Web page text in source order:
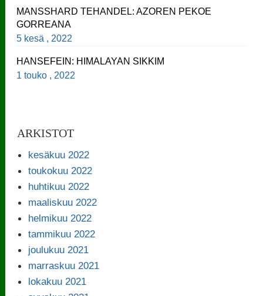
MANSSHARD TEHANDEL: AZOREN PEKOE
GORREANA
5 kesä , 2022
HANSEFEIN: HIMALAYAN SIKKIM
1 touko , 2022
ARKISTOT
kesäkuu 2022
toukokuu 2022
huhtikuu 2022
maaliskuu 2022
helmikuu 2022
tammikuu 2022
joulukuu 2021
marraskuu 2021
lokakuu 2021